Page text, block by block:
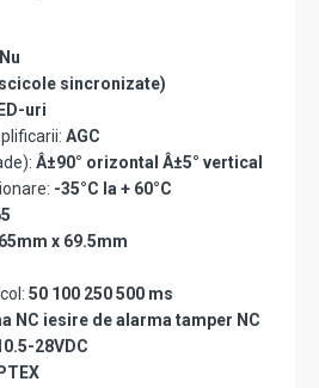
Nu
sincronizate)
uri
AGC
Â±90° orizontal Â±5° vertical
-35°C la + 60°C
x 69.5mm
50 100 250 500 ms
NC iesire de alarma tamper NC
28VDC